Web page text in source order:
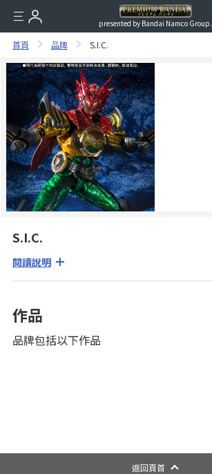
presented by Bandai Namco Group.
首頁 品牌 S.I.C.
S.I.C.
閱讀說明
作品
品牌包括以下作品
返回頁首